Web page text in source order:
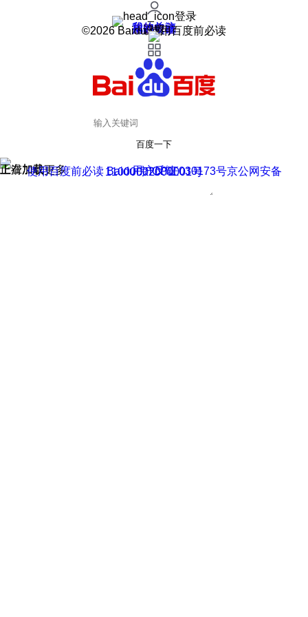
登录
我的关注
我的收藏
皮肤中心
用户反馈
设置
©2026 Baidu 使用百度前必读
百度一下
正在加载
上滑加载更多 用户反馈
使用百度前必读 Baidu 京ICP证030173号
京公网安备11000002000001号